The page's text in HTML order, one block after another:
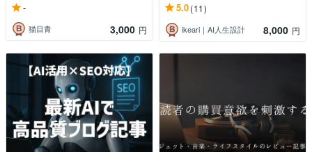
-
猫目青 3,000 円
5.0(11)
ikeari｜AI人生設計 8,000 円